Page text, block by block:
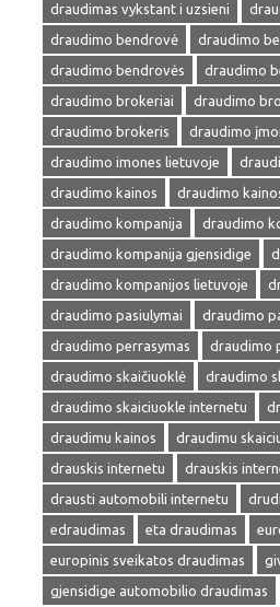
draudimas vykstant i uzsieni
draudimo bendrovė
draudimo
draudimo bendrovės
draudimo
draudimo brokeriai
draudimo
draudimo brokeris
draudimo
draudimo imones lietuvoje
draudimo kainos
draudimo
draudimo kompanija
draudimo
draudimo kompanija gjensidige
draudimo kompanijos lietuvoje
draudimo pasiulymai
draudimo
draudimo perrasymas
draudimo
draudimo skaičiuoklė
draudimo
draudimo skaiciuokle internetu
draudimu kainos
draudimu
drauskis internetu
drauskis
drausti automobili internetu
edraudimas
eta draudimas
europinis sveikatos draudimas
gjensidige automobilio draudimas